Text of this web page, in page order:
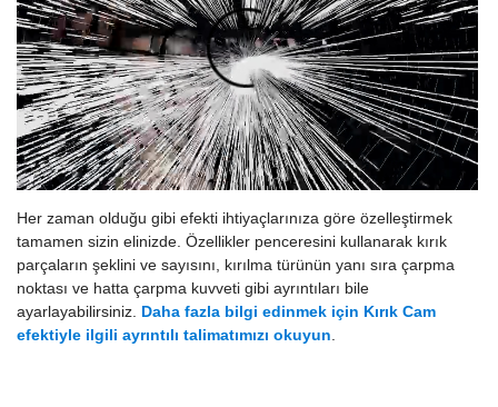
Her zaman olduğu gibi efekti ihtiyaçlarınıza göre özelleştirmek
tamamen sizin elinizde. Özellikler penceresini kullanarak kırık
parçaların şeklini ve sayısını, kırılma türünün yanı sıra çarpma
noktası ve hatta çarpma kuvveti gibi ayrıntıları bile
ayarlayabilirsiniz. Daha fazla bilgi edinmek için Kırık Cam
efektiyle ilgili ayrıntılı talimatımızı okuyun.